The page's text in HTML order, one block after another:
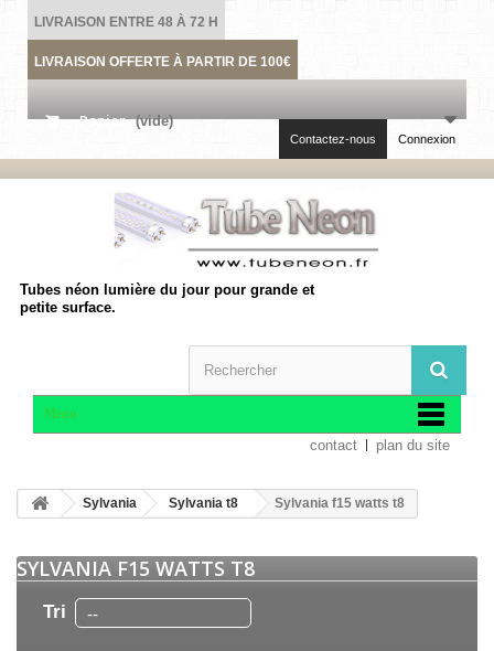
LIVRAISON ENTRE 48 À 72 H
LIVRAISON OFFERTE À PARTIR DE 100€
Panier (vide)
Connexion
Contactez-nous
Tubes néon lumière du jour pour grande et
petite surface.
Menu
contact plan du site
Sylvania Sylvania t8 Sylvania f15 watts t8
SYLVANIA F15 WATTS T8
Tri --